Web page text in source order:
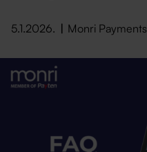
5.1.2026. Monri Payments